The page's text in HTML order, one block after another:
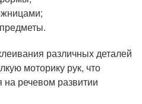
различных деталей
моторику рук, что
на речевом развитии